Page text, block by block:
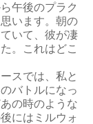
午後のプラク
います。朝の
いて、彼が凄
。これはどこ
スでは、私と
バトルになっ
の時のような
にはミルウォ